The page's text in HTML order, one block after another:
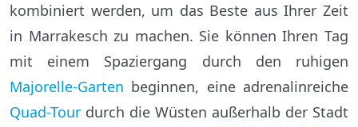
kombiniert werden, um das Beste aus Ihrer Zeit
in Marrakesch zu machen. Sie können Ihren Tag
mit einem Spaziergang durch den ruhigen
Majorelle-Garten beginnen, eine adrenalinreiche
Quad-Tour durch die Wüsten außerhalb der Stadt